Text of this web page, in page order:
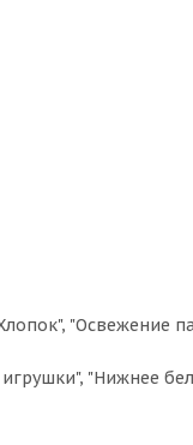
"Освежение
"Нижнее